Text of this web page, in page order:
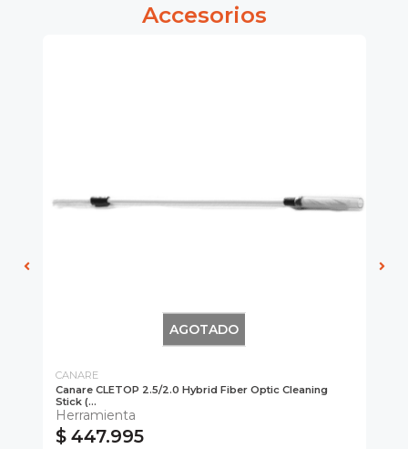
Accesorios
AGOTADO
CANARE
Canare CLETOP 2.5/2.0 Hybrid Fiber Optic Cleaning
Stick (...
Herramienta
$ 447.995